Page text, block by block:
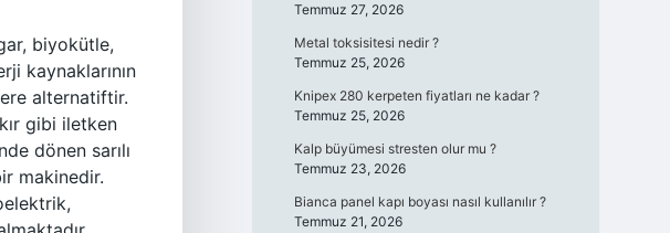
biyokütle,
kaynaklarının
alternatiftir.
gibi iletken
dönen sarılı
makinedir.
Temmuz 27, 2026
Metal toksisitesi nedir ?
Temmuz 25, 2026
Knipex 280 kerpeten fiyatları ne kadar ?
Temmuz 25, 2026
Kalp büyümesi stresten olur mu ?
Temmuz 23, 2026
Bianca panel kapı boyası nasıl kullanılır ?
Temmuz 21, 2026